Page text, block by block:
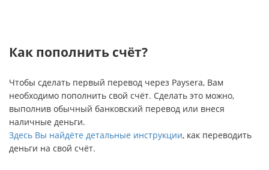
Как пополнить счёт?
Чтобы сделать первый перевод через Paysera, Вам
необходимо пополнить свой счёт. Сделать это можно,
выполнив обычный банковский перевод или внеся
наличные деньги.
Здесь Вы найдёте детальные инструкции, как переводить
деньги на свой счёт.